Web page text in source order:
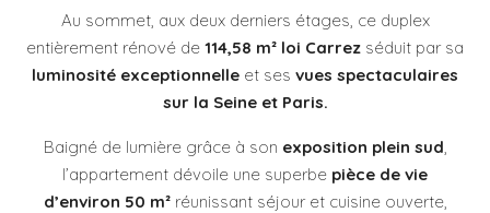
Au sommet, aux deux derniers étages, ce duplex
entièrement rénové de 114,58 m² loi Carrez séduit par sa
luminosité exceptionnelle et ses vues spectaculaires
sur la Seine et Paris.
Baigné de lumière grâce à son exposition plein sud
l’appartement dévoile une superbe pièce de vie
d’environ 50 m²réunissant séjour et cuisine ouverte,